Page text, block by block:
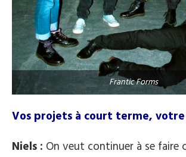
Frantic Forms
Vos projets à court terme,
Niels : On veut continuer à se faire